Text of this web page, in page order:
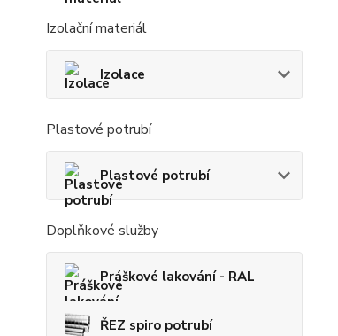
Izolační materiál
Izolace
Plastové potrubí
Plastové potrubí
Doplňkové služby
Práškové lakování - RAL
ŘEZ spiro potrubí